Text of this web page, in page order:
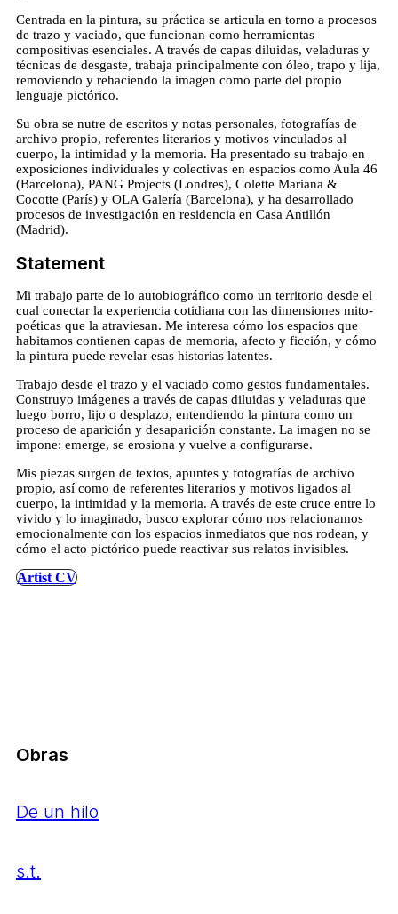
Centrada en la pintura, su práctica se articula en torno a procesos
de trazo y vaciado, que funcionan como herramientas
compositivas esenciales. A través de capas diluidas, veladuras y
técnicas de desgaste, trabaja principalmente con óleo, trapo y lija,
removiendo y rehaciendo la imagen como parte del propio
lenguaje pictórico.
Su obra se nutre de escritos y notas personales, fotografías de
archivo propio, referentes literarios y motivos vinculados al
cuerpo, la intimidad y la memoria. Ha presentado su trabajo en
exposiciones individuales y colectivas en espacios como Aula 46
(Barcelona), PANG Projects (Londres), Colette Mariana &
Cocotte (París) y OLA Galería (Barcelona), y ha desarrollado
procesos de investigación en residencia en Casa Antillón
(Madrid).
Statement
Mi trabajo parte de lo autobiográfico como un territorio desde el
cual conectar la experiencia cotidiana con las dimensiones mito-
poéticas que la atraviesan. Me interesa cómo los espacios que
habitamos contienen capas de memoria, afecto y ficción, y cómo
la pintura puede revelar esas historias latentes.
Trabajo desde el trazo y el vaciado como gestos fundamentales.
Construyo imágenes a través de capas diluidas y veladuras que
luego borro, lijo o desplazo, entendiendo la pintura como un
proceso de aparición y desaparición constante. La imagen no se
impone: emerge, se erosiona y vuelve a configurarse.
Mis piezas surgen de textos, apuntes y fotografías de archivo
propio, así como de referentes literarios y motivos ligados al
cuerpo, la intimidad y la memoria. A través de este cruce entre lo
vivido y lo imaginado, busco explorar cómo nos relacionamos
emocionalmente con los espacios inmediatos que nos rodean, y
cómo el acto pictórico puede reactivar sus relatos invisibles.
Artist CV
Obras
De un hilo
s.t.